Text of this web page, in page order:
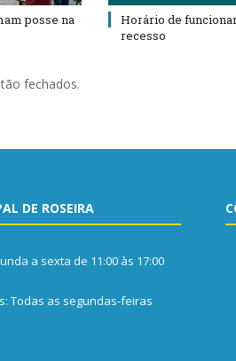
posse na
Horário de
recesso
fechados.
DE ROSEIRA
a sexta de 11:00 às 17:00
Todas as segundas-feiras